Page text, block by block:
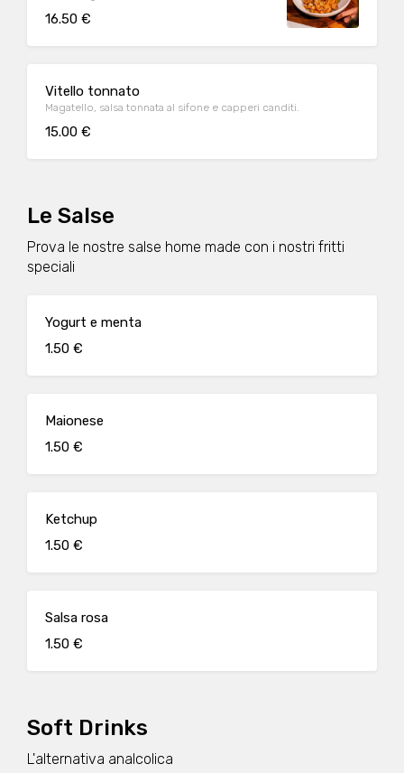
16.50 €
Vitello tonnato
Magatello, salsa tonnata al sifone e capperi canditi.
15.00 €
Le Salse
Prova le nostre salse home made con i nostri fritti
speciali
Yogurt e menta
1.50 €
Maionese
1.50 €
Ketchup
1.50 €
Salsa rosa
1.50 €
Soft Drinks
L'alternativa analcolica